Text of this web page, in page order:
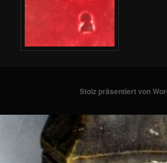
Stolz präsentiert von